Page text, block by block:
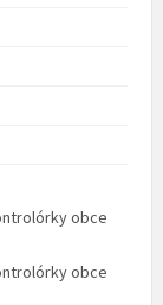
obce
obce